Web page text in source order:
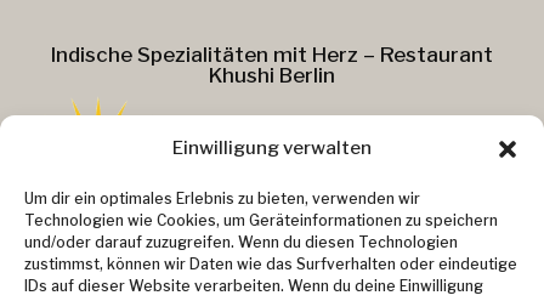
Einwilligung verwalten
Um dir ein optimales Erlebnis zu bieten, verwenden wir
Technologien wie Cookies, um Geräteinformationen zu speichern
und/oder darauf zuzugreifen. Wenn du diesen Technologien
zustimmst, können wir Daten wie das Surfverhalten oder eindeutige
IDs auf dieser Website verarbeiten. Wenn du deine Einwilligung
Indische Spezialitäten mit Herz – Restaurant
Khushi Berlin
Addresse :
Kollwitzstr. 37
10405 Berlin